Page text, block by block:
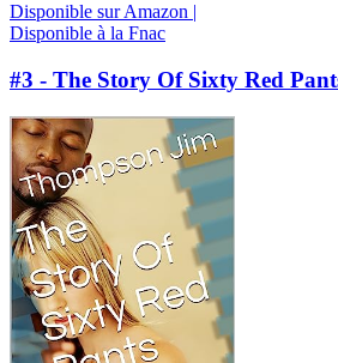
Disponible sur Amazon |
Disponible à la Fnac
#3 - The Story Of Sixty Red